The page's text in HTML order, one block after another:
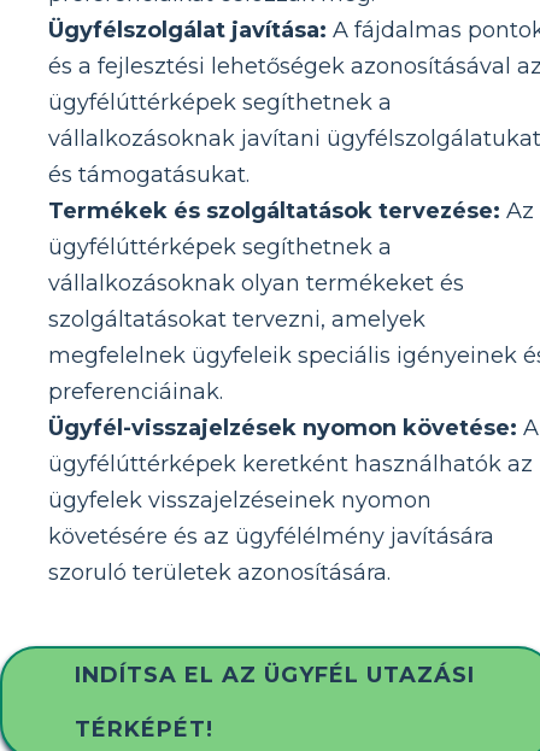
Ügyfélszolgálat javítása: A fájdalmas
és a fejlesztési lehetőségek azonosításával
ügyfélúttérképek segíthetnek a
vállalkozásoknak javítani ügyfélszolgálatukat
és támogatásukat.
Termékek és szolgáltatások tervezése: Az
ügyfélúttérképek segíthetnek a
vállalkozásoknak olyan termékeket és
szolgáltatásokat tervezni, amelyek
megfelelnek ügyfeleik speciális igényeinek
preferenciáinak.
Ügyfél-visszajelzések nyomon követése:
ügyfélúttérképek keretként használhatók az
ügyfelek visszajelzéseinek nyomon
követésére és az ügyfélélmény javítására
szoruló területek azonosítására.
INDÍTSA EL AZ ÜGYFÉL UTAZÁSI
TÉRKÉPÉT!